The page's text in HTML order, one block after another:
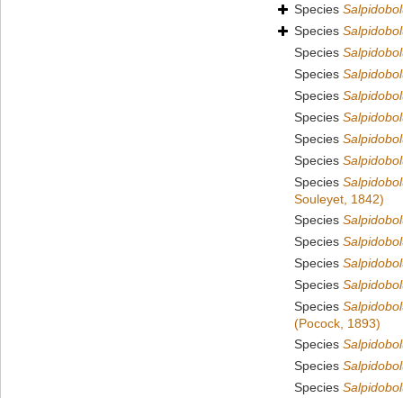
Species
Species
Species
Species
Species
Species
Species
Species
Species
Souleyet, 1842)
Species
Species
Species
Species
Species
(Pocock, 1893)
Species
Species
Species